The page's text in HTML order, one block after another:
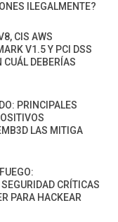
ILEGALMENTE?
CIS AWS
V1.5 Y PCI DSS
DEBERÍAS
PRINCIPALES
LAS MITIGA
CRÍTICAS
PARA HACKEAR